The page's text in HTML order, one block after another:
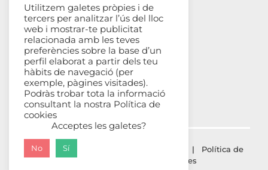
Contacte
Carrer Avinyó, 44 2n
08002 Barcelona
93 302 61 03
esplac@esplac.cat
© ESPLAC Copyright | Política de
privacitat
Política de cookies
Utilitzem galetes pròpies i de
tercers per analitzar l’ús del lloc
web i mostrar-te publicitat
relacionada amb les teves
preferències sobre la base d’un
perfil elaborat a partir dels teu
hàbits de navegació (per
exemple, pàgines visitades).
Podràs trobar tota la informació
consultant la nostra Política de
cookies
Acceptes les galetes?
No Sí